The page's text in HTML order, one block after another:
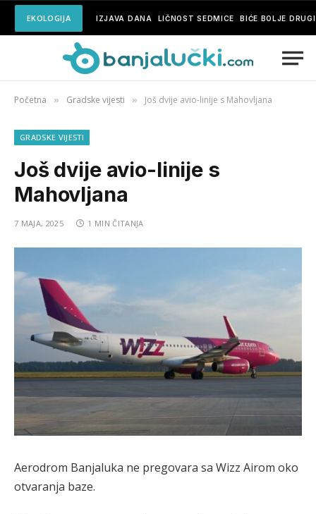
EKOLOGIJA IZJAVA DANA LIČNOST SEDMICE BIĆE BOLJE
Početna » Gradske vijesti » Još dvije avio-linije s Mahovljana
GRADSKE VIJESTI
Još dvije avio-linije s
Mahovljana
7 MAJA, 2025 1 MIN ČITANJA
Aerodrom Banjaluka ne pregovara sa Wizz Airom oko
otvaranja baze.